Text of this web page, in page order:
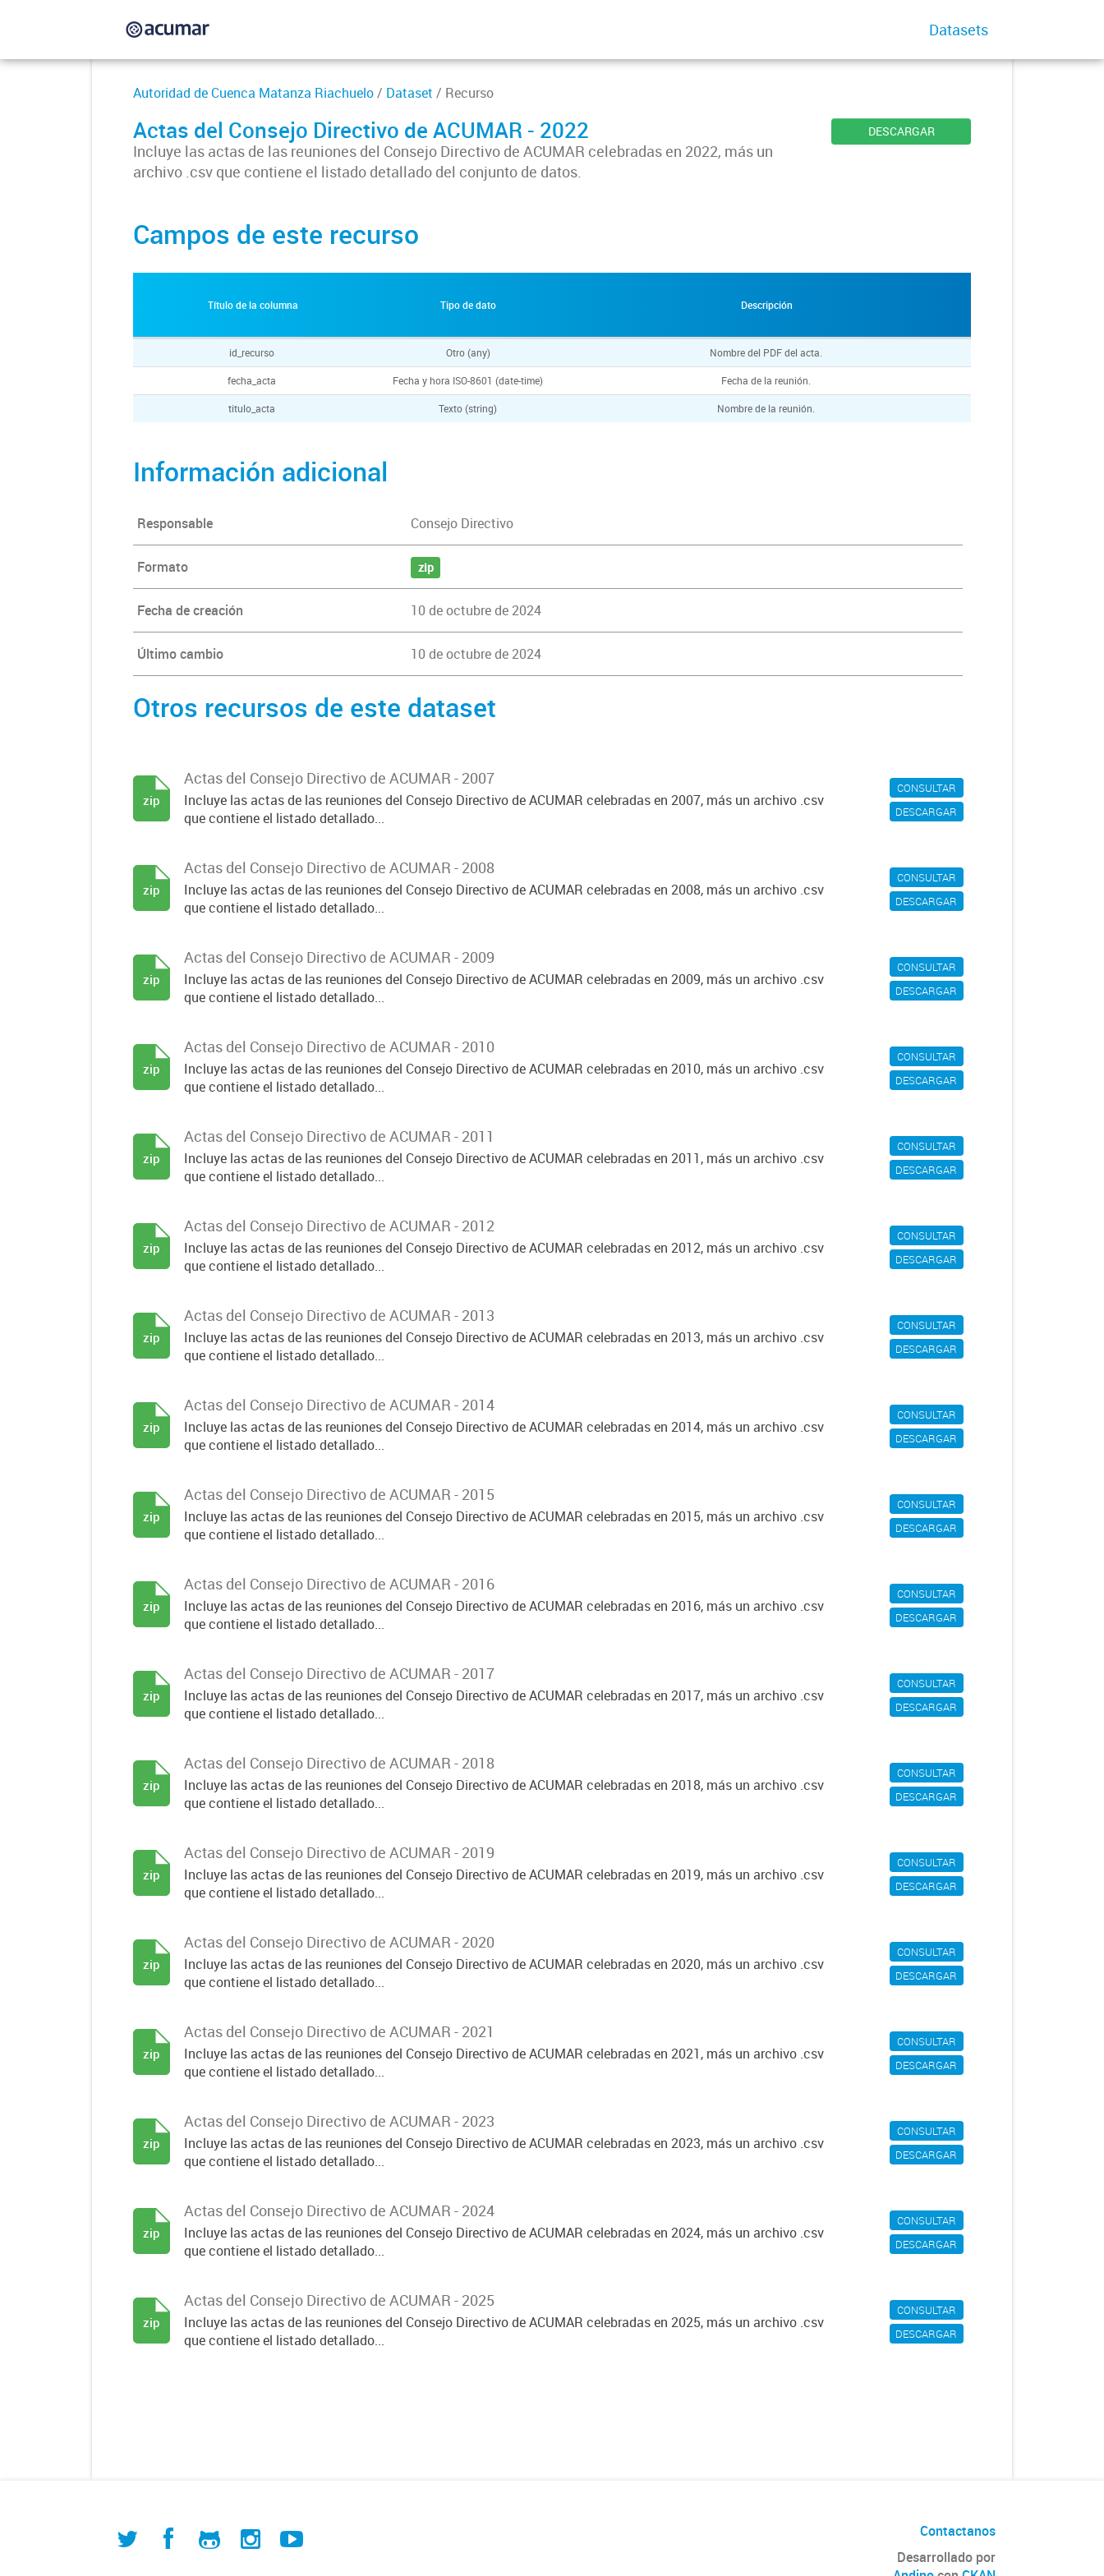
Datasets
Autoridad de Cuenca Matanza Riachuelo/ Dataset / Recurso
Actas del Consejo Directivo de ACUMAR - 2022
Incluye las actas de las reuniones del Consejo Directivo de ACUMAR celebradas en 2022, más un
archivo .csv que contiene el listado detallado del conjunto de datos.
DESCARGAR
Campos de este recurso
Título de la columna Tipo de dato Descripción
id_recurso Otro (any) Nombre del PDF del acta.
fecha_acta Fecha y hora ISO-8601 (date-time) Fecha de la reunión.
titulo_acta Texto (string) Nombre de la reunión.
Información adicional
Responsable Consejo Directivo
Formato zip
Fecha de creación 10 de octubre de 2024
Último cambio 10 de octubre de 2024
Otros recursos de este dataset
CONSULTAR
DESCARGAR
Actas del Consejo Directivo de ACUMAR - 2007
Incluye las actas de las reuniones del Consejo Directivo de ACUMAR celebradas en 2007, más un archivo .csv
que contiene el listado detallado...
zip
CONSULTAR
DESCARGAR
Actas del Consejo Directivo de ACUMAR - 2008
Incluye las actas de las reuniones del Consejo Directivo de ACUMAR celebradas en 2008, más un archivo .csv
que contiene el listado detallado...
zip
CONSULTAR
DESCARGAR
Actas del Consejo Directivo de ACUMAR - 2009
Incluye las actas de las reuniones del Consejo Directivo de ACUMAR celebradas en 2009, más un archivo .csv
que contiene el listado detallado...
zip
CONSULTAR
DESCARGAR
Actas del Consejo Directivo de ACUMAR - 2010
Incluye las actas de las reuniones del Consejo Directivo de ACUMAR celebradas en 2010, más un archivo .csv
que contiene el listado detallado...
zip
CONSULTAR
DESCARGAR
Actas del Consejo Directivo de ACUMAR - 2011
Incluye las actas de las reuniones del Consejo Directivo de ACUMAR celebradas en 2011, más un archivo .csv
que contiene el listado detallado...
zip
CONSULTAR
DESCARGAR
Actas del Consejo Directivo de ACUMAR - 2012
Incluye las actas de las reuniones del Consejo Directivo de ACUMAR celebradas en 2012, más un archivo .csv
que contiene el listado detallado...
zip
CONSULTAR
DESCARGAR
Actas del Consejo Directivo de ACUMAR - 2013
Incluye las actas de las reuniones del Consejo Directivo de ACUMAR celebradas en 2013, más un archivo .csv
que contiene el listado detallado...
zip
CONSULTAR
DESCARGAR
Actas del Consejo Directivo de ACUMAR - 2014
Incluye las actas de las reuniones del Consejo Directivo de ACUMAR celebradas en 2014, más un archivo .csv
que contiene el listado detallado...
zip
CONSULTAR
DESCARGAR
Actas del Consejo Directivo de ACUMAR - 2015
Incluye las actas de las reuniones del Consejo Directivo de ACUMAR celebradas en 2015, más un archivo .csv
que contiene el listado detallado...
zip
CONSULTAR
DESCARGAR
Actas del Consejo Directivo de ACUMAR - 2016
Incluye las actas de las reuniones del Consejo Directivo de ACUMAR celebradas en 2016, más un archivo .csv
que contiene el listado detallado...
zip
CONSULTAR
DESCARGAR
Actas del Consejo Directivo de ACUMAR - 2017
Incluye las actas de las reuniones del Consejo Directivo de ACUMAR celebradas en 2017, más un archivo .csv
que contiene el listado detallado...
zip
CONSULTAR
DESCARGAR
Actas del Consejo Directivo de ACUMAR - 2018
Incluye las actas de las reuniones del Consejo Directivo de ACUMAR celebradas en 2018, más un archivo .csv
que contiene el listado detallado...
zip
CONSULTAR
DESCARGAR
Actas del Consejo Directivo de ACUMAR - 2019
Incluye las actas de las reuniones del Consejo Directivo de ACUMAR celebradas en 2019, más un archivo .csv
que contiene el listado detallado...
zip
CONSULTAR
DESCARGAR
Actas del Consejo Directivo de ACUMAR - 2020
Incluye las actas de las reuniones del Consejo Directivo de ACUMAR celebradas en 2020, más un archivo .csv
que contiene el listado detallado...
zip
CONSULTAR
DESCARGAR
Actas del Consejo Directivo de ACUMAR - 2021
Incluye las actas de las reuniones del Consejo Directivo de ACUMAR celebradas en 2021, más un archivo .csv
que contiene el listado detallado...
zip
CONSULTAR
DESCARGAR
Actas del Consejo Directivo de ACUMAR - 2023
Incluye las actas de las reuniones del Consejo Directivo de ACUMAR celebradas en 2023, más un archivo .csv
que contiene el listado detallado...
zip
CONSULTAR
DESCARGAR
Actas del Consejo Directivo de ACUMAR - 2024
Incluye las actas de las reuniones del Consejo Directivo de ACUMAR celebradas en 2024, más un archivo .csv
que contiene el listado detallado...
zip
CONSULTAR
DESCARGAR
Actas del Consejo Directivo de ACUMAR - 2025
Incluye las actas de las reuniones del Consejo Directivo de ACUMAR celebradas en 2025, más un archivo .csv
que contiene el listado detallado...
zip
Contactanos
Desarrollado por